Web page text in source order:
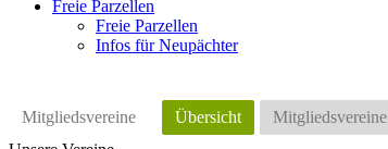
Freie Parzellen
Freie Parzellen
Infos für Neupächter
Mitgliedsvereine Übersicht
Mitgliedsvereine